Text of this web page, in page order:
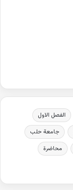
الفصل الاول
جامعة حلب
محاضرة